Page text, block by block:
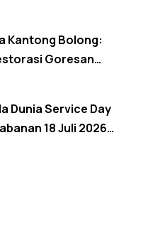
to Prime Promo
Kantong Bolong:
Goresan
Dunia Service Day
18 Juli 2026:
hingga 20% dan